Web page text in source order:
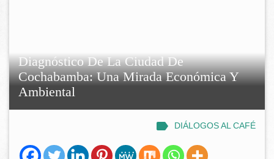
Diagnóstico De La Ciudad De
Cochabamba: Una Mirada Económica Y
Ambiental
DIÁLOGOS AL CAFÉ